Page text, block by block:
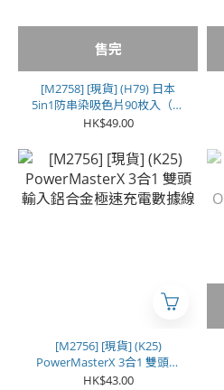
售完
[M2758] [現貨] (H79) 日本
5in1防串染吸色片90枚入（一
套2盒）
HK$49.00
[M2756] [現貨] (K25)
PowerMasterX 3合1 雙頭輸
入鋁合金極速充電數據線
HK$43.00